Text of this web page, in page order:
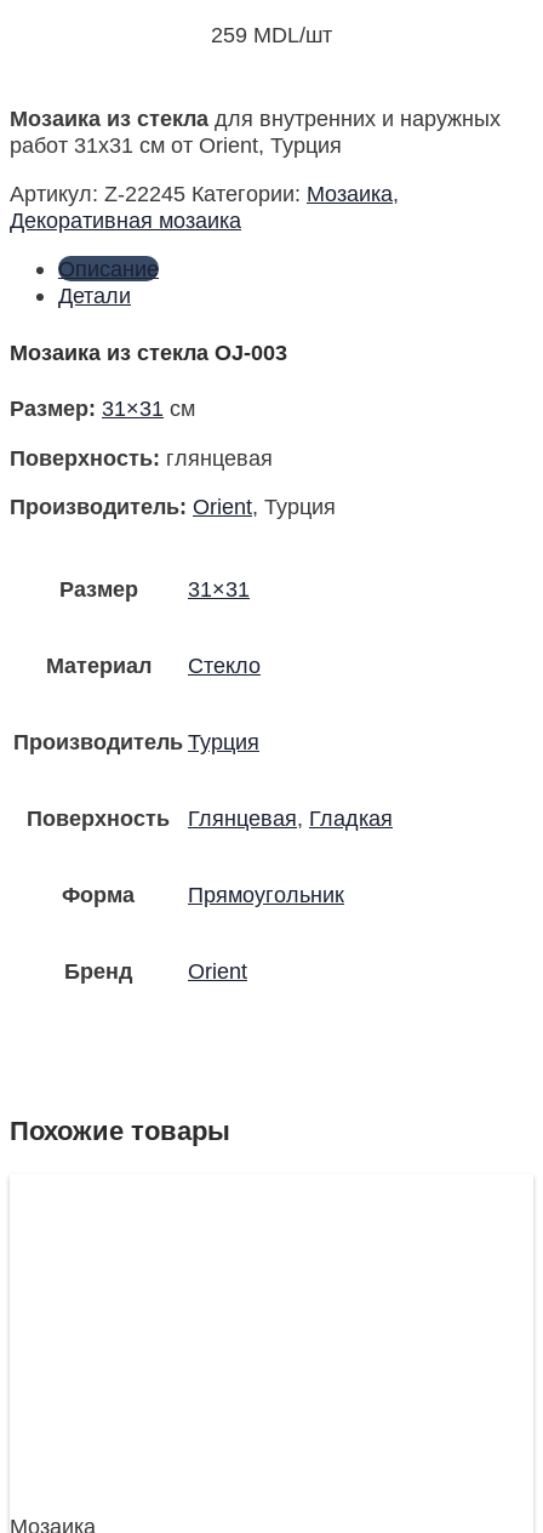
259 MDL/шт
Мозаика из стекла для внутренних и наружных
работ 31х31 см от Orient, Турция
Артикул: Z-22245 Категории: Мозаика,
Декоративная мозаика
Описание
Детали
Мозаика из стекла OJ-003
Размер: 31×31 см
Поверхность: глянцевая
Производитель: Orient, Турция
Размер 31×31
Материал Стекло
ПроизводительТурция
Поверхность Глянцевая, Гладкая
Форма Прямоугольник
Бренд Orient
Похожие товары
Мозаика